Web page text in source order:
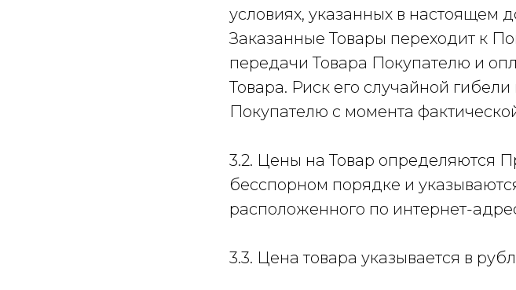
условиях, указанных в настоящем
Заказанные Товары переходит к
передачи Товара Покупателю и
Товара. Риск его случайной
Покупателю с момента
3.2. Цены на Товар определяются
бесспорном порядке и
расположенного по интернет-
3.3. Цена товара указывается в